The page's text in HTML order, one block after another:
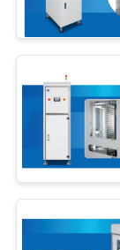
VISITE
DE
L'USINE
DE
LA
QUALITÉ
de